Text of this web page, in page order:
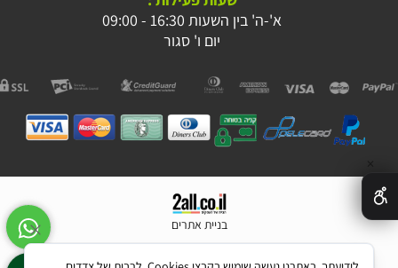
א'-ה' בין השעות 16:30 - 09:00
יום ו' סגור
בניית אתרים